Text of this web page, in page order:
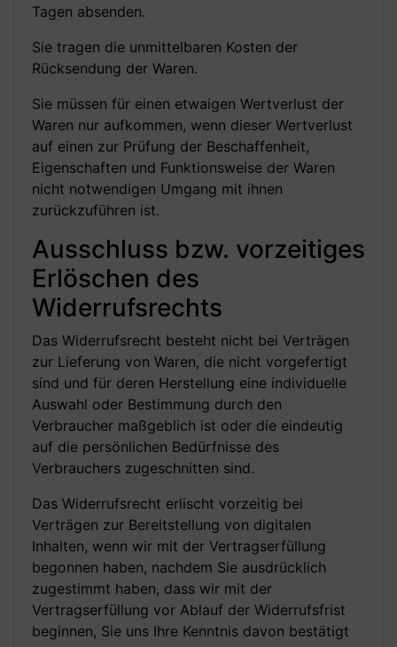
Tagen absenden.
Sie tragen die unmittelbaren Kosten der
Rücksendung der Waren.
Sie müssen für einen etwaigen Wertverlust der
Waren nur aufkommen, wenn dieser Wertverlust
auf einen zur Prüfung der Beschaffenheit,
Eigenschaften und Funktionsweise der Waren
nicht notwendigen Umgang mit ihnen
zurückzuführen ist.
Ausschluss bzw. vorzeitiges
Erlöschen des
Widerrufsrechts
Das Widerrufsrecht besteht nicht bei Verträgen
zur Lieferung von Waren, die nicht vorgefertigt
sind und für deren Herstellung eine individuelle
Auswahl oder Bestimmung durch den
Verbraucher maßgeblich ist oder die eindeutig
auf die persönlichen Bedürfnisse des
Verbrauchers zugeschnitten sind.
Das Widerrufsrecht erlischt vorzeitig bei
Verträgen zur Bereitstellung von digitalen
Inhalten, wenn wir mit der Vertragserfüllung
begonnen haben, nachdem Sie ausdrücklich
zugestimmt haben, dass wir mit der
Vertragserfüllung vor Ablauf der Widerrufsfrist
beginnen, Sie uns Ihre Kenntnis davon bestätigt